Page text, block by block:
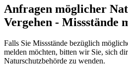
Anfragen möglicher
Vergehen - Missstände
Falls Sie Missstände bezüglich
melden möchten, bitten wir Sie, sich
Naturschutzbehörde zu wenden.